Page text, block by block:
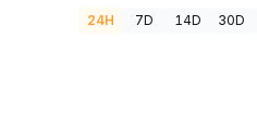
24H 7D 14D 30D